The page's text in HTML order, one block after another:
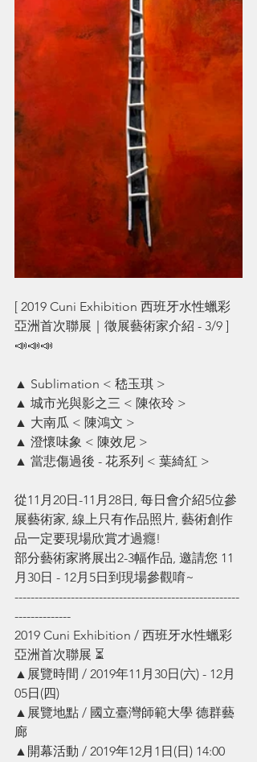
[ 2019 Cuni Exhibition 西班牙水性蠟彩
亞洲首次聯展｜徵展藝術家介紹 - 3/9 ]
📣📣📣
▲ Sublimation < 嵇玉琪 >
▲ 城市光與影之三 < 陳依玲 >
▲ 大南瓜 < 陳鴻文 >
▲ 澄懷味象 < 陳效尼 >
▲ 當悲傷過後 - 花系列 < 葉綺紅 >
從11月20日-11月28日, 每日會介紹5位參
展藝術家, 線上只有作品照片, 藝術創作
品一定要現場欣賞才過癮!
部分藝術家將展出2-3幅作品, 邀請您 11
月30日 - 12月5日到現場參觀唷~
--------------------------------------------------------
--------------
2019 Cuni Exhibition / 西班牙水性蠟彩
亞洲首次聯展 ⏳
▲展覽時間 / 2019年11月30日(六) - 12月
05日(四)
▲展覽地點 / 國立臺灣師範大學 德群藝
廊
▲開幕活動 / 2019年12月1日(日) 14:00